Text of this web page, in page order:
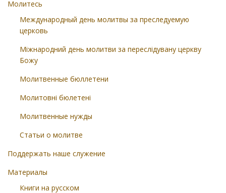
Молитесь
Международный день молитвы за преследуемую
церковь
Міжнародний день молитви за переслідувану церкву
Божу
Молитвенные бюллетени
Молитовні бюлетені
Молитвенные нужды
Статьи о молитве
Поддержать наше служение
Материалы
Книги на русском